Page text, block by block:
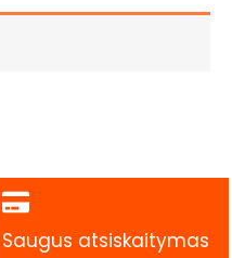
Saugus atsiskaitymas